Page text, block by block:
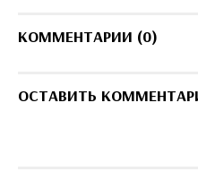
КОММЕНТАРИИ (0)
ОСТАВИТЬ